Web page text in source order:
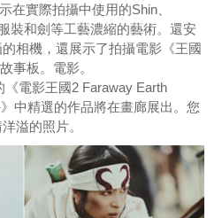
在實際拍攝中使用的Shin、
裝和劍等工藝濃縮的藝術。還安
相機，還展示了拍攝電影《王國
事板。電影。
電影王國2 Faraway Earth
中精選的作品將在畫廊展出。您
溢的照片。